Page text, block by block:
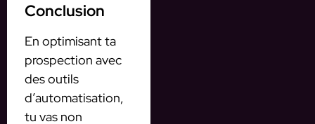
Conclusion
En optimisant ta
prospection avec
des outils
d’automatisation,
tu vas non